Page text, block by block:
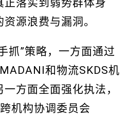
资源浪费与漏洞。
抓”策略，一方面通过
和物流SKDS机
方面全面强化执法，
机构协调委员会